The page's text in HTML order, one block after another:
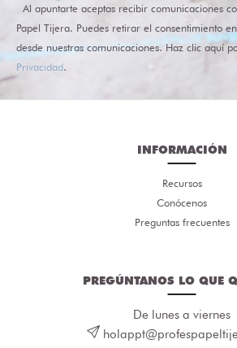
Al apuntarte aceptas recibir comunicaciones
Papel Tijera. Puedes retirar el consentimiento
desde nuestras comunicaciones. Haz clic aquí
Privacidad.
INFORMACIÓN
Recursos
Conócenos
Preguntas frecuentes
PREGÚNTANOS LO QUE
De lunes a viernes